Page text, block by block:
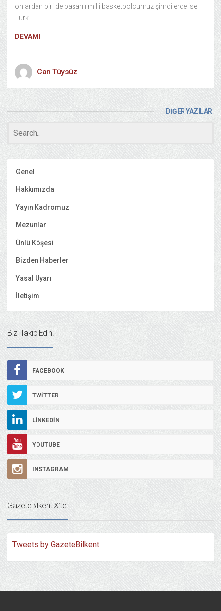
onlardan biri de başarılı milli basketbolcumuz şimdilerde ise
Türk
DEVAMI
Can Tüysüz
DİĞER YAZILAR
Genel
Hakkımızda
Yayın Kadromuz
Mezunlar
Ünlü Köşesi
Bizden Haberler
Yasal Uyarı
İletişim
Bizi Takip Edin!
FACEBOOK
TWITTER
LINKEDIN
YOUTUBE
INSTAGRAM
GazeteBilkent X’te!
Tweets by GazeteBilkent